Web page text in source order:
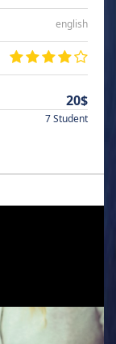
english
20$
7 Student